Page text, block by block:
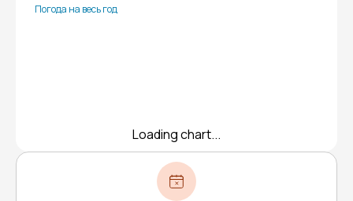
Погода на весь год
Loading chart...